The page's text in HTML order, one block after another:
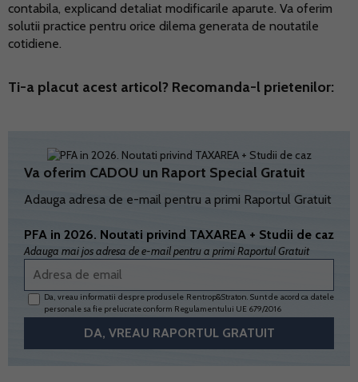
contabila, explicand detaliat modificarile aparute. Va oferim
solutii practice pentru orice dilema generata de noutatile
cotidiene.
Ti-a placut acest articol? Recomanda-l prietenilor:
Va oferim CADOU un Raport Special Gratuit
Adauga adresa de e-mail pentru a primi Raportul Gratuit
PFA in 2026. Noutati privind TAXAREA + Studii de caz
Adauga mai jos adresa de e-mail pentru a primi Raportul Gratuit
Da, vreau informatii despre produsele Rentrop&Straton. Sunt de acord ca datele
personale sa fie prelucrate conform Regulamentului UE 679/2016